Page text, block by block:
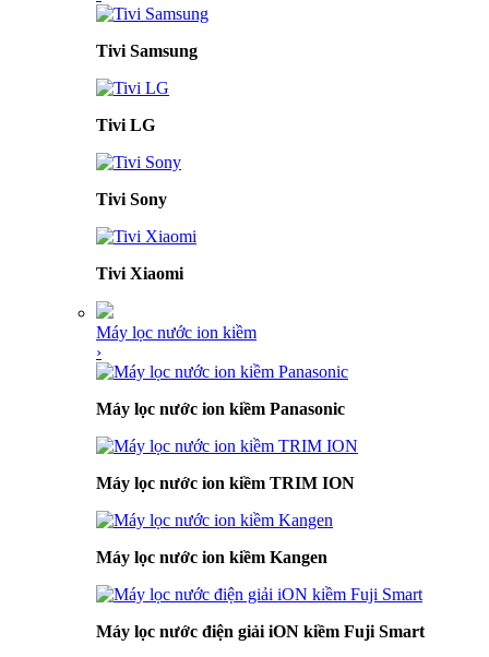
Tivi Samsung
Tivi LG
Tivi Sony
Tivi Xiaomi
Máy lọc nước ion kiềm
›
Máy lọc nước ion kiềm Panasonic
Máy lọc nước ion kiềm TRIM ION
Máy lọc nước ion kiềm Kangen
Máy lọc nước điện giải iON kiềm Fuji Smart